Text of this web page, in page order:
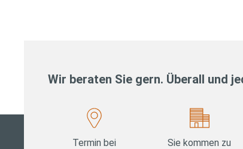
Wir beraten Sie gern. Überall und
Termin bei
Sie kommen zu